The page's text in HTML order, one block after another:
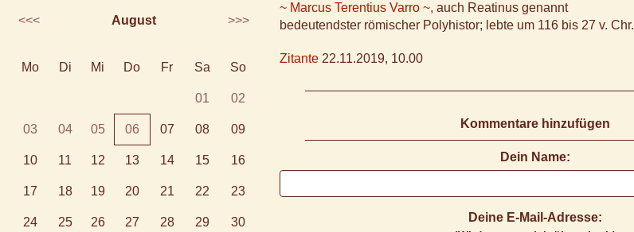
~ Marcus Terentius Varro ~, auch Reatinus genannt
bedeutendster römischer Polyhistor; lebte um 116 bis 27 v. Chr.
Zitante 22.11.2019, 10.00
Kommentare hinzufügen
Dein Name:
Deine E-Mail-Adresse:
<<< August >>>
Mo Di Mi Do Fr Sa So
01 02
03 04 05 06 07 08 09
10 11 12 13 14 15 16
17 18 19 20 21 22 23
24 25 26 27 28 29 30